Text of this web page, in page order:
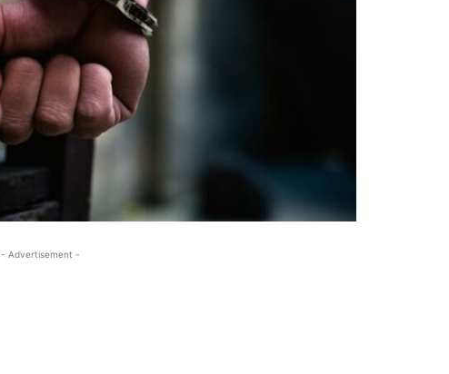
- Advertisement -